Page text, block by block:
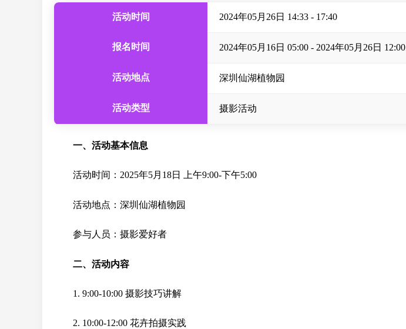
活动时间 2024年05月26日 14:33 - 17:40
报名时间 2024年05月16日 05:00 - 2024年05月26日 12:00
活动地点 深圳仙湖植物园
活动类型 摄影活动
一、活动基本信息
活动时间：2025年5月18日 上午9:00-下午5:00
活动地点：深圳仙湖植物园
参与人员：摄影爱好者
二、活动内容
1. 9:00-10:00 摄影技巧讲解
2. 10:00-12:00 花卉拍摄实践